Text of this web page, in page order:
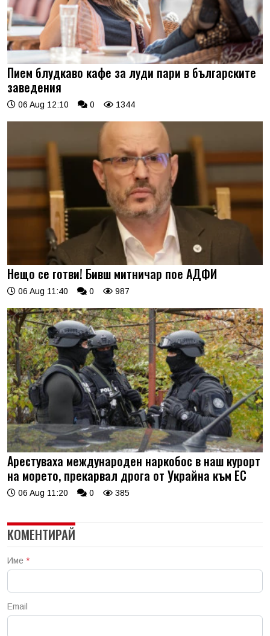
Пием блудкаво кафе за луди пари в българските
заведения
06 Aug 12:10 0 1344
Нещо се готви! Бивш митничар пое АДФИ
06 Aug 11:40 0 987
Арестуваха международен наркобос в наш курорт
на морето, прекарвал дрога от Украйна към ЕС
06 Aug 11:20 0 385
КОМЕНТИРАЙ
Име *
Email